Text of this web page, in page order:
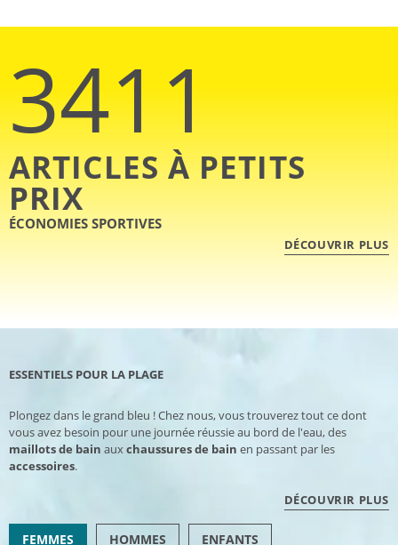
3411
ARTICLES À PETITS
PRIX
ÉCONOMIES SPORTIVES
DÉCOUVRIR PLUS
ESSENTIELS POUR LA PLAGE
Plongez dans le grand bleu ! Chez nous, vous trouverez tout ce dont
vous avez besoin pour une journée réussie au bord de l'eau, des
maillots de bain auxchaussures de bain en passant par les
accessoires.
DÉCOUVRIR PLUS
FEMMES HOMMES ENFANTS